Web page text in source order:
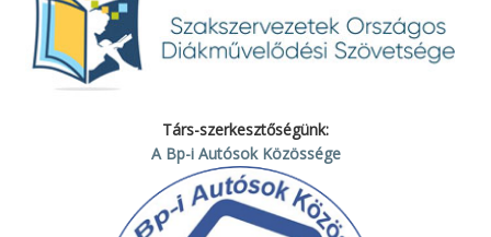
Társ-szerkesztőségünk:
A Bp-i Autósok Közössége